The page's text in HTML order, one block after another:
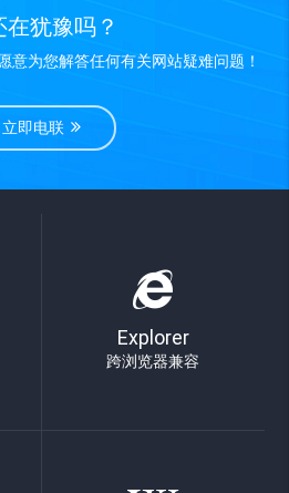
在犹豫吗？
意为您解答任何有关网站疑难问题！
立即电联
Explorer
跨浏览器兼容